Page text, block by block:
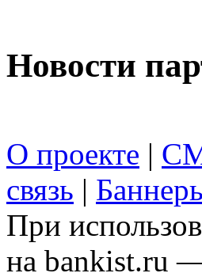
Новости
О проекте |
связь |
При
на bankist.ru —